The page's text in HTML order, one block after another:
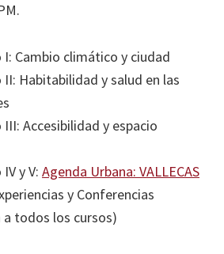
I: Cambio climático y ciudad
II: Habitabilidad y salud en las
III: Accesibilidad y espacio
y V: Agenda Urbana: VALLECAS
y Conferencias
a todos los cursos)